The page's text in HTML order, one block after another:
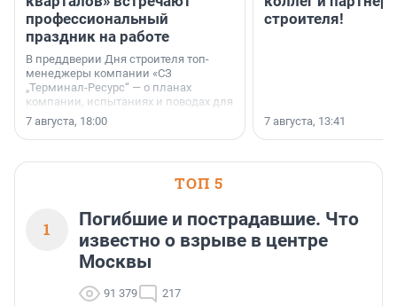
профессиональный
праздник на работе
В преддверии Дня строителя топ-
менеджеры компании «СЗ
„Терминал-Ресурс“ — о планах
компании, испытаниях и поводах для
осторожного оптимизма.
7 августа, 18:00
строителя!
7 августа, 13:41
ТОП 5
1
Погибшие и пострадавшие. Что
известно о взрыве в центре
Москвы
91 379 217